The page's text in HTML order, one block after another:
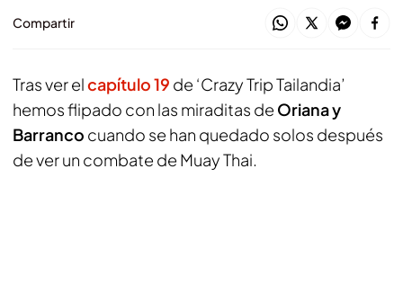
Compartir
Tras ver elcapítulo 19 de ‘Crazy Trip Tailandia’
hemos flipado con las miraditas de Oriana y
Barranco cuando se han quedado solos después
de ver un combate de Muay Thai.